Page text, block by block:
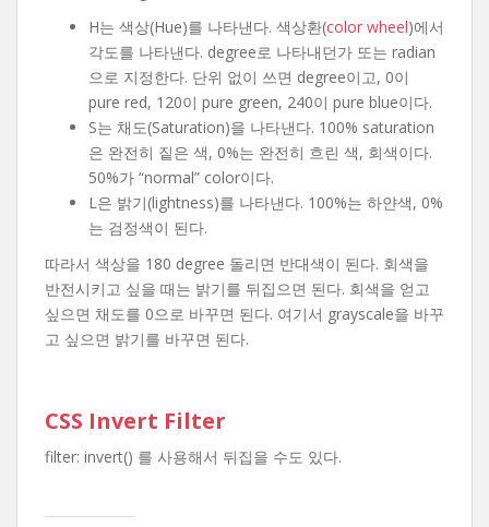
H는 색상(Hue)를 나타낸다. 색상환(color wheel)에서
각도를 나타낸다. degree로 나타내던가 또는 radian
으로 지정한다. 단위 없이 쓰면 degree이고, 0이
pure red, 120이 pure green, 240이 pure blue이다.
S는 채도(Saturation)을 나타낸다. 100% saturation
은 완전히 짙은 색, 0%는 완전히 흐린 색, 회색이다.
50%가 “normal” color이다.
L은 밝기(lightness)를 나타낸다. 100%는 하얀색, 0%
는 검정색이 된다.
따라서 색상을 180 degree 돌리면 반대색이 된다. 회색을
반전시키고 싶을 때는 밝기를 뒤집으면 된다. 회색을 얻고
싶으면 채도를 0으로 바꾸면 된다. 여기서 grayscale을 바꾸
고 싶으면 밝기를 바꾸면 된다.
CSS Invert Filter
filter: invert() 를 사용해서 뒤집을 수도 있다.